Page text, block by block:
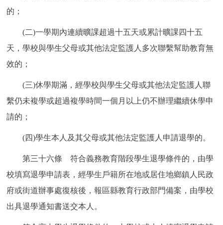
的；
(二)一學期內連續曠課超過十五天或累計曠課四十五
天，學校與學生父母或其他法定監護人多次聯繫幫助教育無
效的；
(三)休學期滿，經學校與學生父母或其他法定監護人聯
繫仍未複學或超過複學時間一個月以上仍不辦理繼續休學申
請的；
(四)學生本人及其父母或其他法定監護人申請退學的。
第三十六條 符合義務教育階段學生退學條件的，由學
校填寫退學申請表，經學生戶籍所在地或居住地鄉鎮人民政
府或街道辦事處復核後，報區縣教育行政部門備案，由學校
出具退學通知書送交本人。